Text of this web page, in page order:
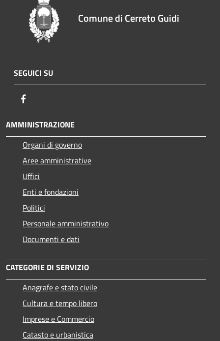
Comune di Cerreto Guidi
SEGUICI SU
AMMINISTRAZIONE
Organi di governo
Aree amministrative
Uffici
Enti e fondazioni
Politici
Personale amministrativo
Documenti e dati
CATEGORIE DI SERVIZIO
Anagrafe e stato civile
Cultura e tempo libero
Imprese e Commercio
Catasto e urbanistica